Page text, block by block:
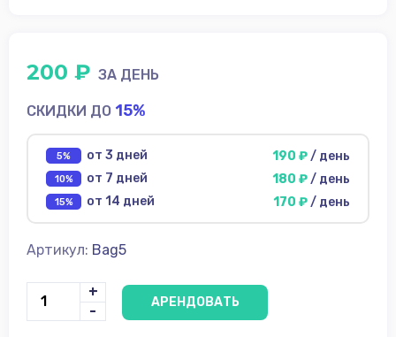
ФотоФон
Аренда
Условия
200 ₽ ЗА ДЕНЬ
СКИДКИ ДО 15%
5% от 3 дней 190 ₽/ день
10% от 7 дней 180 ₽/ день
15% от 14 дней 170 ₽/ день
Артикул: Bag5
+
-
АРЕНДОВАТЬ